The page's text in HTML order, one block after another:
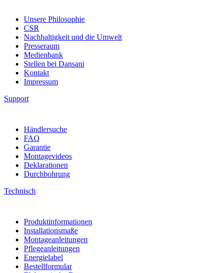
Über Dansani
Unsere Philosophie
CSR
Nachhaltigkeit und die Umwelt
Presseraum
Medienbank
Stellen bei Dansani
Kontakt
Support
Händlersuche
FAQ
Garantie
Montagevideos
Deklarationen
Technisch
Produktinformationen
Installationsmaße
Montageanleitungen